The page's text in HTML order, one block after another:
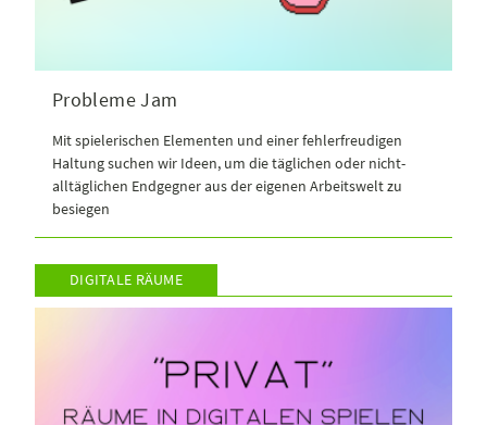
Probleme Jam
Mit spielerischen Elementen und einer fehlerfreudigen
Haltung suchen wir Ideen, um die täglichen oder nicht-
alltäglichen Endgegner aus der eigenen Arbeitswelt zu
besiegen
DIGITALE RÄUME